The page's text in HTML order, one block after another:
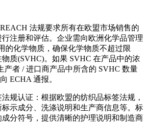
法规要求所有在欧盟市场销售的
注册和评估。企业需向欧洲化学品管理
的化学物质，确保化学物质不超过限
质(SVHC)。如果 SVHC 在产品中的浓
产者 / 进口商产品中所含的 SVHC 数量
ECHA 通报。
认证：根据欧盟的纺织品标签法规，
示成分、洗涤说明和生产商信息等。标
分符号，提供清晰的护理说明和制造商